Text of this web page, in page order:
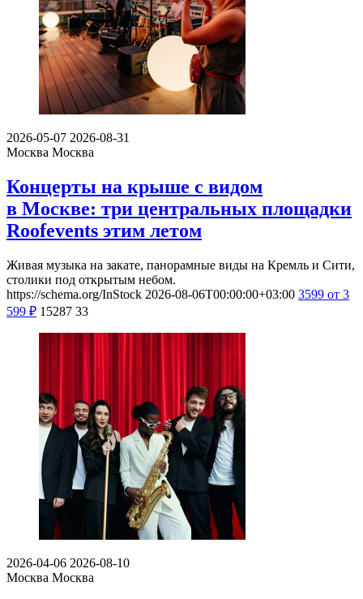
2026-05-07 2026-08-31
Москва Москва
Концерты на крыше с видом
в Москве: три центральных площадки
Roofevents этим летом
Живая музыка на закате, панорамные виды на Кремль и Сити,
столики под открытым небом.
https://schema.org/InStock 2026-08-06T00:00:00+03:00 3599 от 3
599 ₽ 15287 33
2026-04-06 2026-08-10
Москва Москва